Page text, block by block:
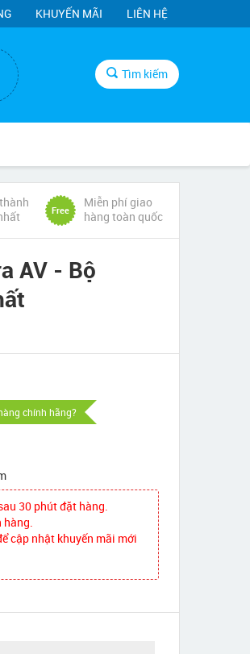
KHUYẾN MÃI LIÊN HỆ
Tìm kiếm
Free
Miễn phí giao
hàng toàn quốc
AV - Bộ
chính hãng?
30 phút đặt hàng.
hàng.
cập nhật khuyến mãi mới